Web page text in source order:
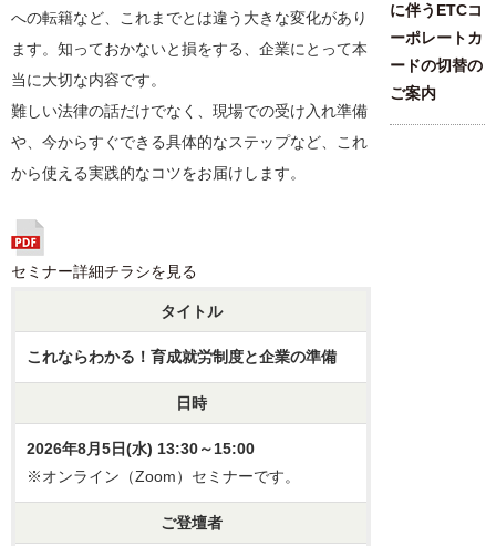
への転籍など、これまでとは違う大きな変化があり
ます。知っておかないと損をする、企業にとって本
当に大切な内容です。
難しい法律の話だけでなく、現場での受け入れ準備
や、今からすぐできる具体的なステップなど、これ
から使える実践的なコツをお届けします。
セミナー詳細チラシを見る
タイトル
これならわかる！育成就労制度と企業の準備
日時
2026年8月5日(水) 13:30～15:00
※オンライン（Zoom）セミナーです。
ご登壇者
に伴うETCコ
ーポレートカ
ードの切替の
ご案内